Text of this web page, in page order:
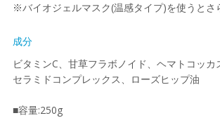
※バイオジェルマスク(温感タイプ)を使うとさ
成分
ビタミンC、甘草フラボノイド、ヘマトコッカ
セラミドコンプレックス、ローズヒップ油
■容量:250g